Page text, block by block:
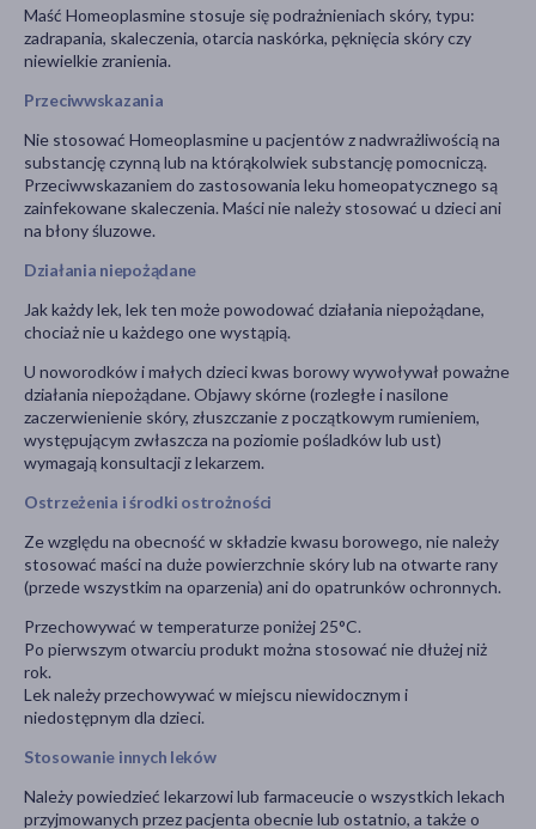
Maść Homeoplasmine stosuje się podrażnieniach skóry, typu:
zadrapania, skaleczenia, otarcia naskórka, pęknięcia skóry czy
niewielkie zranienia.
Przeciwwskazania
Nie stosować Homeoplasmine u pacjentów z nadwrażliwością na
substancję czynną lub na którąkolwiek substancję pomocniczą.
Przeciwwskazaniem do zastosowania leku homeopatycznego są
zainfekowane skaleczenia. Maści nie należy stosować u dzieci ani
na błony śluzowe.
Działania niepożądane
Jak każdy lek, lek ten może powodować działania niepożądane,
chociaż nie u każdego one wystąpią.
U noworodków i małych dzieci kwas borowy wywoływał poważne
działania niepożądane. Objawy skórne (rozległe i nasilone
zaczerwienienie skóry, złuszczanie z początkowym rumieniem,
występującym zwłaszcza na poziomie pośladków lub ust)
wymagają konsultacji z lekarzem.
Ostrzeżenia i środki ostrożności
Ze względu na obecność w składzie kwasu borowego, nie należy
stosować maści na duże powierzchnie skóry lub na otwarte rany
(przede wszystkim na oparzenia) ani do opatrunków ochronnych.
Przechowywać w temperaturze poniżej 25°C.
Po pierwszym otwarciu produkt można stosować nie dłużej niż
rok.
Lek należy przechowywać w miejscu niewidocznym i
niedostępnym dla dzieci.
Stosowanie innych leków
Należy powiedzieć lekarzowi lub farmaceucie o wszystkich lekach
przyjmowanych przez pacjenta obecnie lub ostatnio, a także o